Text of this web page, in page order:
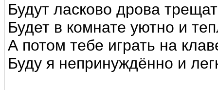
Будут ласково дрова
Будет в комнате уютно и
А потом тебе играть на
Буду я непринуждённо и